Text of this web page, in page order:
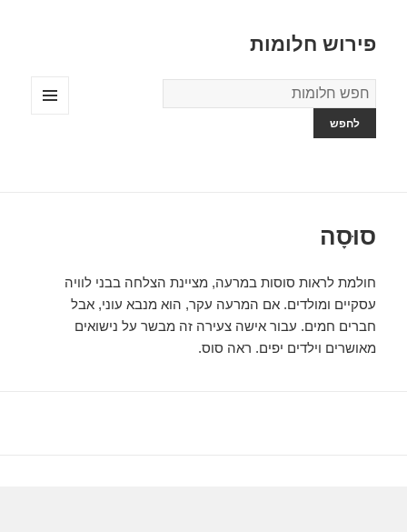
פירוש חלומות
מילון
החלומות
סוּסָה
חולמת לראות סוסות במרעה, מציינת הצלחה בבני לוויה
עסקיים ומולדים. אם המרעה עקר, הוא מנבא עוני, אבל
חברים חמים. עבור אישה צעירה זה מבשר על נישואים
מאושרים וילדים יפים. ראה סוס.